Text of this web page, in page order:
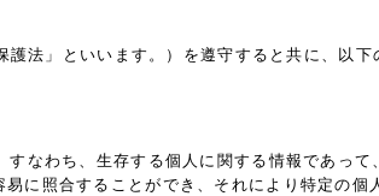
法」といいます。）を遵守すると共に、以下
なわち、生存する個人に関する情報であって
に照合することができ、それにより特定の個